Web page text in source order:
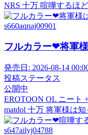
NRS 十万 喧嘩するほ
s660aqnaj00901
フルカラー❤将軍
発売日: 2026-08-14
投稿ステータス
公開中
EROTOON OL ニート
matdol 十万 将軍様は知
s647ailyj04788